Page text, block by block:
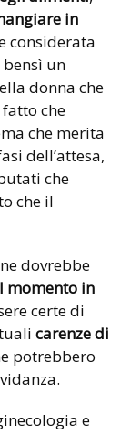
in
considerata
un
donna che
che
che merita
dell’attesa,
che
che il
dovrebbe
momento in
certe di
carenze di
potrebbero
e